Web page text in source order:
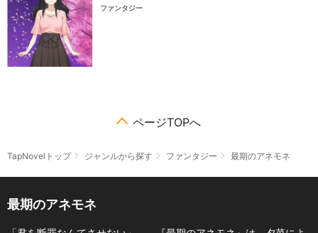
ファンタジー
ページTOPへ
TapNovelトップ ジャンルから探す ファンタジー 最期のアネモネ
最期のアネモネ